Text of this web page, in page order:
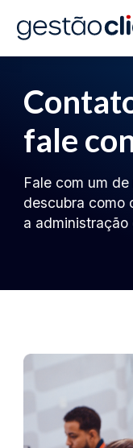
fale
Fale com um
descubra como
a administração